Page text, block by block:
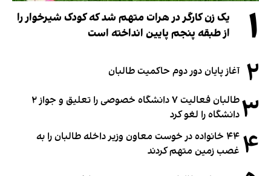
۱
یک زن کارگر در هرات متهم شد که کودک شیرخوار را
از طبقه پنجم پایین انداخته است
۲ آغاز پایان دور دوم حاکمیت طالبان
۳
طالبان فعالیت ۷ دانشگاه خصوصی را تعلیق و جواز ۲
دانشگاه را لغو کرد
۴
۴۴ خانواده در خوست معاون وزیر داخله طالبان را به
غصب زمین متهم کردند